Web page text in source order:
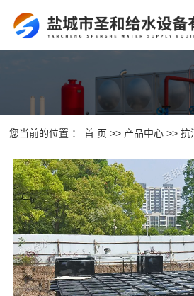
关于我们
产品中心
案例展示
新闻资讯
在线留言
联系我们
您当前的位置 ：首 页 >> 产品中心 >>抗